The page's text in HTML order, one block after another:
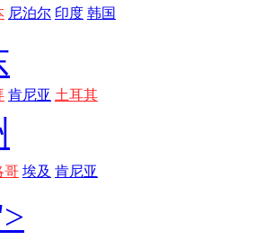
尼泊尔 印度 韩国
肯尼亚 土耳其
哥 埃及 肯尼亚